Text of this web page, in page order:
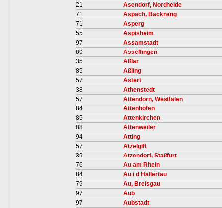
21
Asendorf, Nordheide
71
Aspach, Backnang
71
Asperg
55
Aspisheim
97
Assamstadt
89
Asselfingen
35
Aßlar
85
Aßling
57
Astert
38
Athenstedt
57
Attendorn, Westfalen
84
Attenhofen
85
Attenkirchen
88
Attenweiler
94
Atting
57
Atzelgift
39
Atzendorf, Staßfurt
76
Au am Rhein
84
Au i d Hallertau
79
Au, Breisgau
97
Aub
97
Aubstadt